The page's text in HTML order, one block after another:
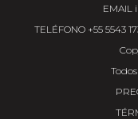
EMAIL
TELÉFONO +55 5543